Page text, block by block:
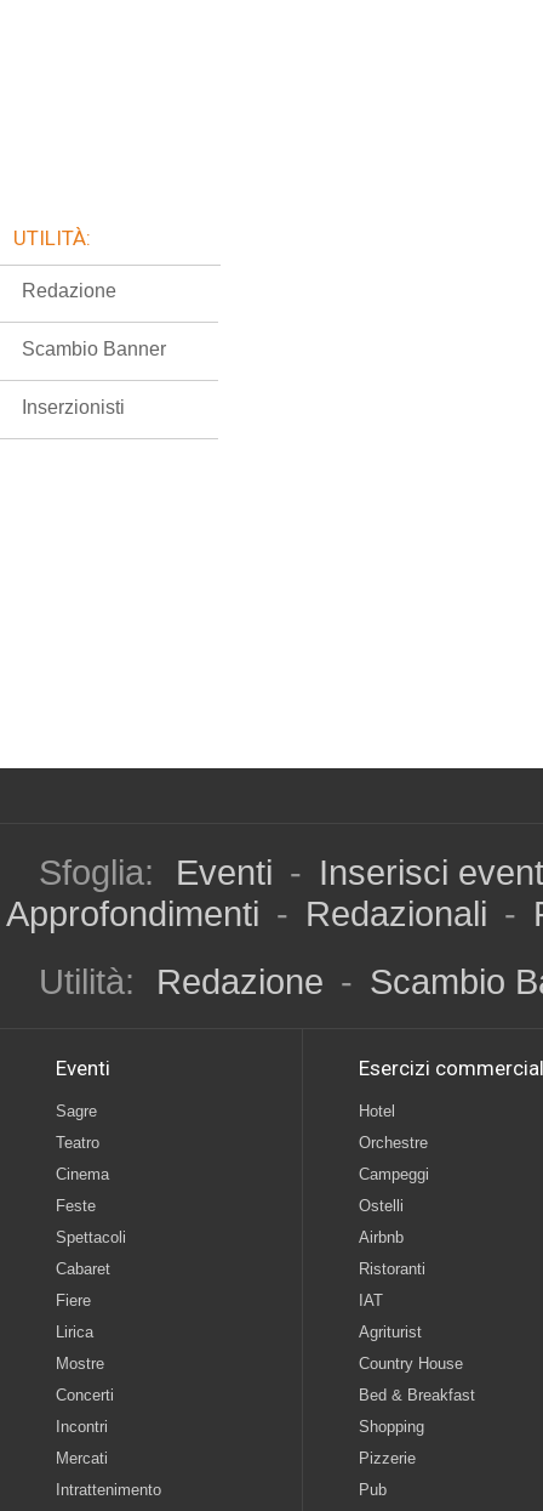
UTILITÀ:
Redazione
Scambio Banner
Inserzionisti
Sfoglia: Eventi - Inserisci
Approfondimenti - Redazionali -
Utilità:
Redazione - Scambio
Eventi
Sagre
Teatro
Cinema
Feste
Spettacoli
Cabaret
Fiere
Lirica
Mostre
Concerti
Incontri
Mercati
Intrattenimento
Esercizi
Hotel
Orchestre
Campeggi
Ostelli
Airbnb
Ristoranti
IAT
Agriturist
Country House
Bed & Breakfast
Shopping
Pizzerie
Pub